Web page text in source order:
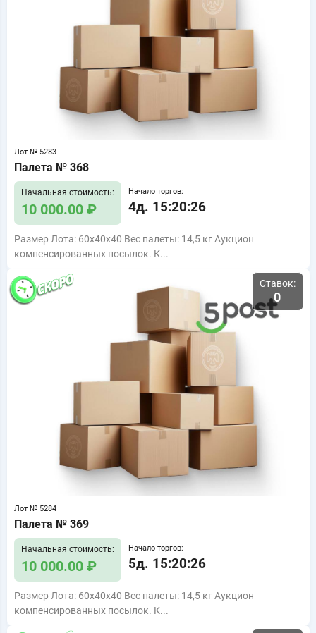
Лот № 5283
Палета № 368
Начальная стоимость:
10 000.00 ₽
Начало торгов:
4д. 15:20:25
Размер Лота: 60x40x40 Вес палеты: 14,5 кг Аукцион
компенсированных посылок. К...
Ставок:
0
Лот № 5284
Палета № 369
Начальная стоимость:
10 000.00 ₽
Начало торгов:
5д. 15:20:25
Размер Лота: 60x40x40 Вес палеты: 14,5 кг Аукцион
компенсированных посылок. К...